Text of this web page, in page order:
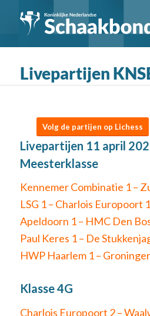
Livepartijen
Volg de partijen op Lichess
Livepartijen 11 april
Meesterklasse
Kennemer Combinatie 1 –
LSG 1 – Charlois Europoort 1
Apeldoorn 1 – HMC Den
Paul Keres 1 – De
HWP Haarlem 1 –
Klasse 4G
Charlois Europoort 2 –